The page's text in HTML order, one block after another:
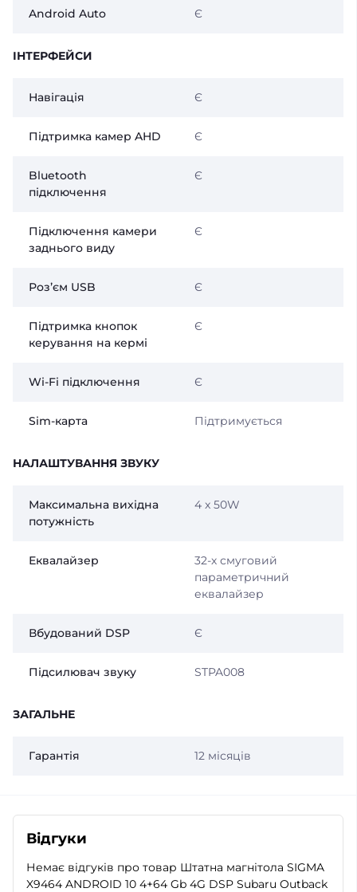
Android Auto Є
ІНТЕРФЕЙСИ
Навігація Є
Підтримка камер AHD Є
Bluetooth
підключення
Є
Підключення камери
заднього виду
Є
Розʼєм USB Є
Підтримка кнопок
керування на кермі
Є
Wi-Fi підключення Є
Sim-карта Підтримується
НАЛАШТУВАННЯ ЗВУКУ
Максимальна вихідна
потужність
4 x 50W
Еквалайзер
32-х смуговий
параметричний
еквалайзер
Вбудований DSP Є
Підсилювач звуку STPA008
ЗАГАЛЬНЕ
Гарантія 12 місяців
Відгуки
Немає відгуків про товар Штатна магнітола SIGMA
X9464 ANDROID 10 4+64 Gb 4G DSP Subaru Outback